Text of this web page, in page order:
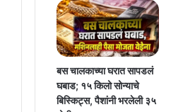
बस चालकाच्या घरात सापडलं
घबाड; १५ किलो सोन्याचे
बिस्किट्स, पैशांनी भरलेली ३५